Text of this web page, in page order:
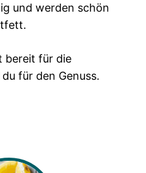
und werden schön
bereit für die
für den Genuss.